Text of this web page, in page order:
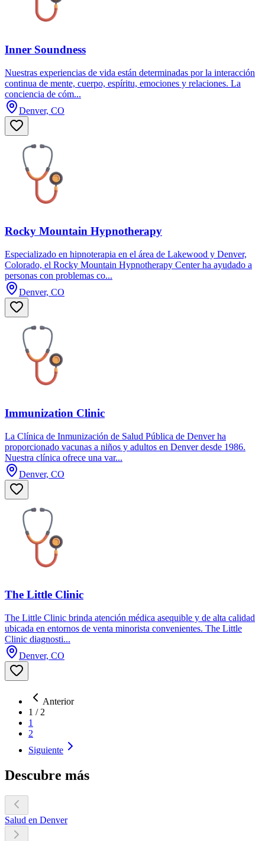
Inner Soundness
Nuestras experiencias de vida están determinadas por la interacción
continua de mente, cuerpo, espíritu, emociones y relaciones. La
conciencia de cóm...
Denver, CO
Rocky Mountain Hypnotherapy
Especializado en hipnoterapia en el área de Lakewood y Denver,
Colorado, el Rocky Mountain Hypnotherapy Center ha ayudado a
personas con problemas co...
Denver, CO
Immunization Clinic
La Clínica de Inmunización de Salud Pública de Denver ha
proporcionado vacunas a niños y adultos en Denver desde 1986.
Nuestra clínica ofrece una var...
Denver, CO
The Little Clinic
The Little Clinic brinda atención médica asequible y de alta calidad
ubicada en entornos de venta minorista convenientes. The Little
Clinic diagnosti...
Denver, CO
Anterior
1 / 2
1
2
Siguiente
Descubre más
Salud en Denver